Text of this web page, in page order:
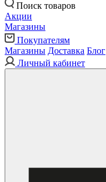
Поиск товаров
Акции
Магазины
Покупателям
Магазины Доставка Блог
Личный кабинет